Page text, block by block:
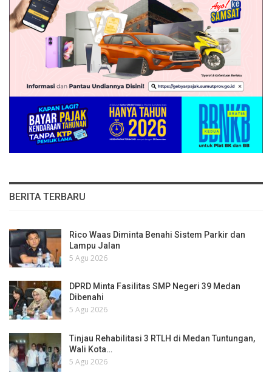
BERITA TERBARU
Rico Waas Diminta Benahi Sistem Parkir dan
Lampu Jalan
5 Agu 2026
DPRD Minta Fasilitas SMP Negeri 39 Medan
Dibenahi
5 Agu 2026
Tinjau Rehabilitasi 3 RTLH di Medan Tuntungan,
Wali Kota…
5 Agu 2026